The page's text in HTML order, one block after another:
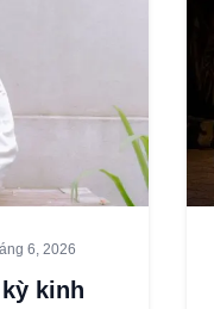
6, 2026
kinh